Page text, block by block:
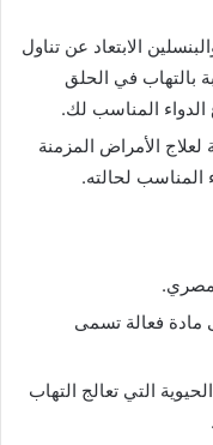
الابتعاد عن تناول
بالتهاب في الحلق
المناسب لك.
لعلاج الأمراض المزمنة
المناسب لحالته.
مادة فعالة تسمى
التي تعالج التهاب